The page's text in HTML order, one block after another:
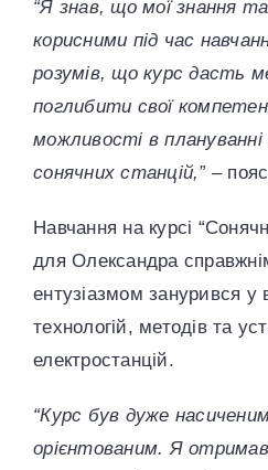
“Я знав, що мої знання
корисними під час
розумів, що курс дасть
поглибити свої
можливості в
сонячних станцій,”–
Навчання на курсі
для Олександра
ентузіазмом занурився у
технологій, методів та
електростанцій.
“Курс був дуже
орієнтованим. Я отримав